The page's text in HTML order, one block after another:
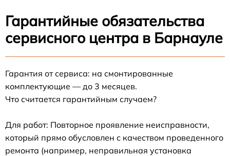
Гарантийные обязательства
сервисного центра в Барнауле
Гарантия от сервиса: на смонтированные
комплектующие — до 3 месяцев.
Что считается гарантийным случаем?
Для работ: Повторное проявление неисправности,
который прямо обусловлен с качеством проведенного
ремонта (например, неправильная установка